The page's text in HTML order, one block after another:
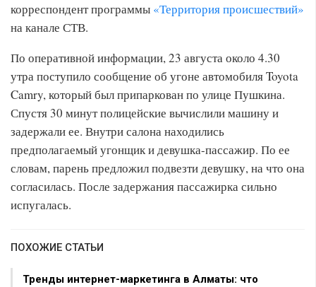
корреспондент программы «Территория происшествий»
на канале СТВ.
По оперативной информации, 23 августа около 4.30
утра поступило сообщение об угоне автомобиля Toyota
Camry, который был припаркован по улице Пушкина.
Спустя 30 минут полицейские вычислили машину и
задержали ее. Внутри салона находились
предполагаемый угонщик и девушка-пассажир. По ее
словам, парень предложил подвезти девушку, на что она
согласилась. После задержания пассажирка сильно
испугалась.
ПОХОЖИЕ СТАТЬИ
Тренды интернет-маркетинга в Алматы: что